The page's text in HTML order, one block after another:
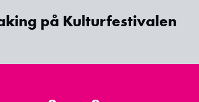
på Kulturfestivalen